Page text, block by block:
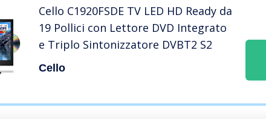
Cello C1920FSDE TV LED HD Ready da
19 Pollici con Lettore DVD Integrato
e Triplo Sintonizzatore DVBT2 S2
Cello